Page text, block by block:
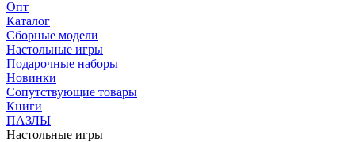
Опт
Каталог
Сборные модели
Настольные игры
Подарочные наборы
Новинки
Сопутствующие товары
Книги
ПАЗЛЫ
Настольные игры